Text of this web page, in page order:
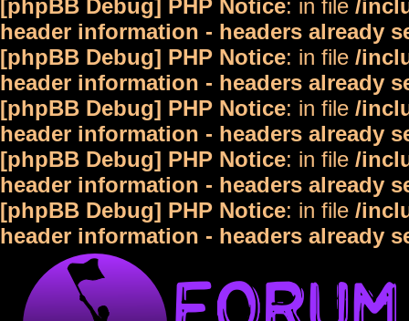
[phpBB Debug] PHP Notice: in file /
header information - headers already
[phpBB Debug] PHP Notice: in file /
header information - headers already
[phpBB Debug] PHP Notice: in file /
header information - headers already
[phpBB Debug] PHP Notice: in file /
header information - headers already
[phpBB Debug] PHP Notice: in file /
header information - headers already